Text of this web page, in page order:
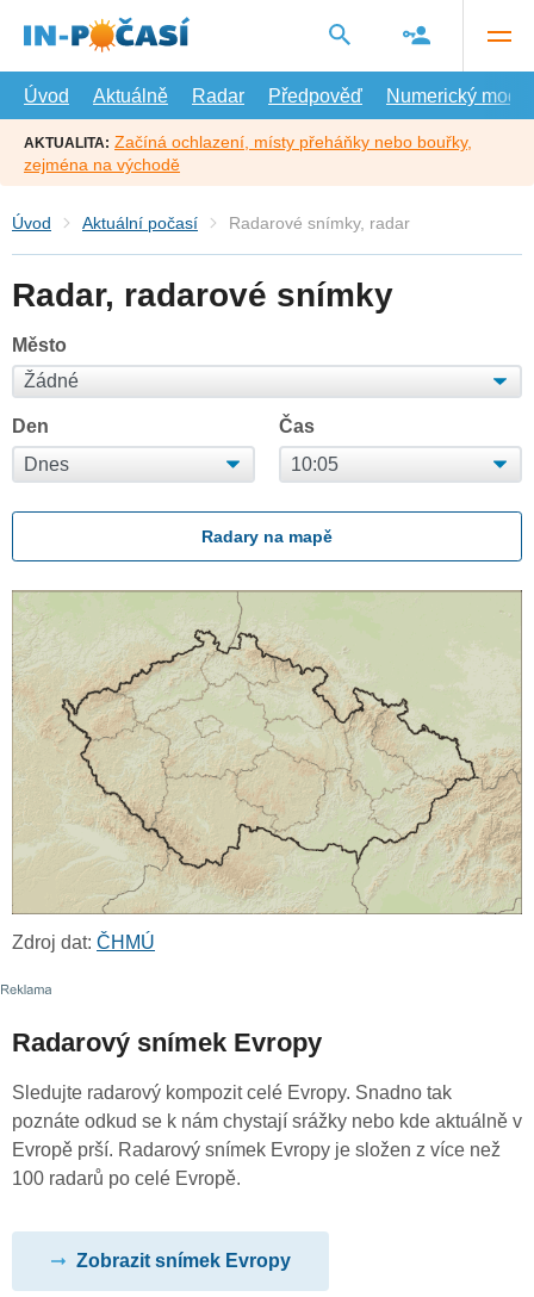
hlavní
Úvod
Aktuálně Radar Předpověď Numerický model
AKTUALITA: Začíná ochlazení, místy přeháňky nebo bouřky,
zejména na východě
Úvod Aktuální počasí Radarové snímky, radar
Radar, radarové snímky
Město
Den Čas
Radary na mapě
Zdroj dat: ČHMÚ
Radarový snímek Evropy
Sledujte radarový kompozit celé Evropy. Snadno tak
poznáte odkud se k nám chystají srážky nebo kde aktuálně v
Evropě prší. Radarový snímek Evropy je složen z více než
100 radarů po celé Evropě.
Zobrazit snímek Evropy